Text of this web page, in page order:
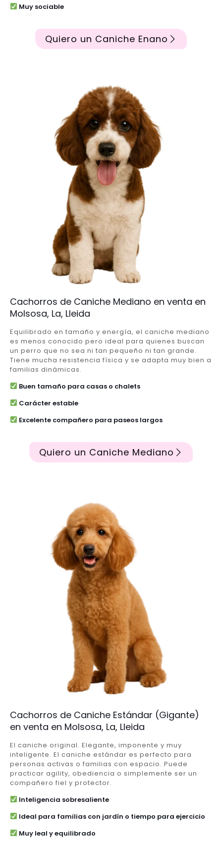
Muy sociable
Quiero un Caniche Enano
Cachorros de Caniche Mediano en venta en
Molsosa, La, Lleida
Equilibrado en tamaño y energía, el caniche mediano
es menos conocido pero ideal para quienes buscan
un perro que no sea ni tan pequeño ni tan grande.
Tiene mucha resistencia física y se adapta muy bien a
familias dinámicas.
Buen tamaño para casas o chalets
Carácter estable
Excelente compañero para paseos largos
Quiero un Caniche Mediano
Cachorros de Caniche Estándar (Gigante)
en venta en Molsosa, La, Lleida
El caniche original. Elegante, imponente y muy
inteligente. El caniche estándar es perfecto para
personas activas o familias con espacio. Puede
practicar agility, obediencia o simplemente ser un
compañero fiel y protector.
Inteligencia sobresaliente
Ideal para familias con jardín o tiempo para ejercicio
Muy leal y equilibrado